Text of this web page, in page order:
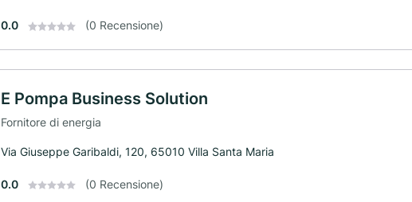
0.0 (0 Recensione)
E Pompa Business Solution
Fornitore di energia
Via Giuseppe Garibaldi, 120, 65010 Villa Santa Maria
0.0 (0 Recensione)